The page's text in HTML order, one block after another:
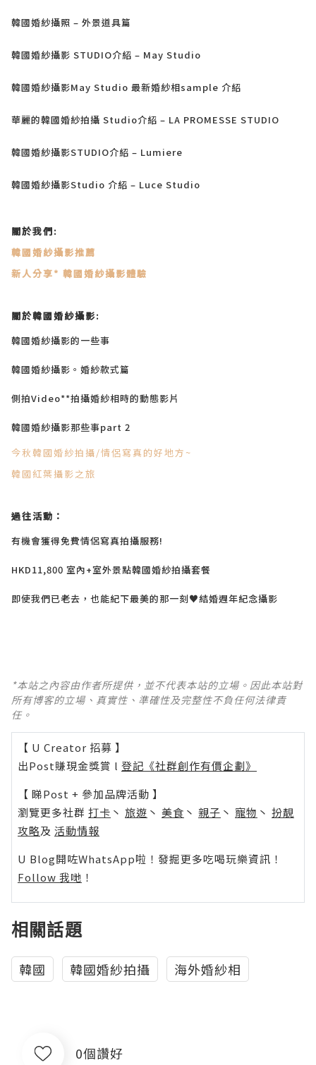
韓國婚紗攝照 – 外景道具篇
韓國婚紗攝影 STUDIO介紹 – May Studio
韓國婚紗攝影May Studio 最新婚紗相sample 介紹
華麗的韓國婚紗拍攝 Studio介紹 – LA PROMESSE STUDIO
韓國婚紗攝影STUDIO介紹 – Lumiere
韓國婚紗攝影Studio 介紹 – Luce Studio
關於我們:
韓國婚紗攝影推薦
新人分享* 韓國婚紗攝影體驗
關於韓國婚紗攝影:
韓國婚紗攝影的一些事
韓國婚紗攝影。婚紗款式篇
側拍Video**拍攝婚紗相時的動態影片
韓國婚紗攝影那些事part 2
今秋韓國婚紗拍攝/情侶寫真的好地方~
韓國紅葉攝影之旅
過往活動：
有機會獲得免費情侶寫真拍攝服務!
HKD11,800 室內+室外景點韓國婚紗拍攝套餐
即使我們已老去，也能紀下最美的那一刻♥結婚週年紀念攝影
*本站之內容由作者所提供，並不代表本站的立場。因此本站對
所有博客的立場、真實性、準確性及完整性不負任何法律責
任。
【 U Creator 招募 】
出Post賺現金獎賞 l 登記《社群創作有價企劃》
【 睇Post + 參加品牌活動 】
瀏覽更多社群 打卡 丶 旅遊 丶 美食 丶 親子 丶 寵物 丶 扮靚
攻略及 活動情報
U Blog開咗WhatsApp啦！發掘更多吃喝玩樂資訊！
Follow 我哋 ！
相關話題
韓國 韓國婚紗拍攝 海外婚紗相
0個讚好